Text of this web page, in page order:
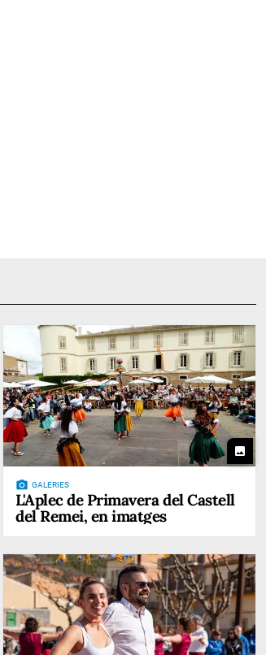
photo
photo_camera GALERIES
L'Aplec de Primavera del Castell
del Remei, en imatges